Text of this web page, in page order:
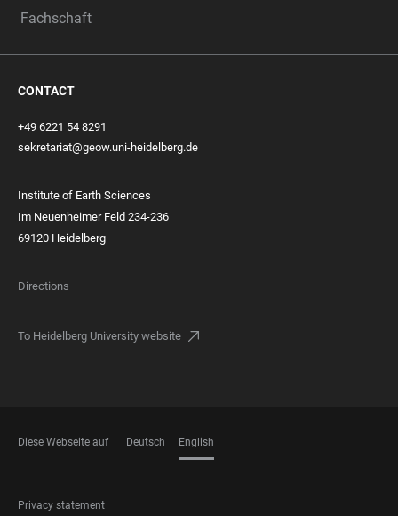
Fachschaft
CONTACT
+49 6221 54 8291
sekretariat@geow.uni-heidelberg.de
Institute of Earth Sciences
Im Neuenheimer Feld 234-236
69120 Heidelberg
Directions
To Heidelberg University website
Diese Webseite auf Deutsch English
FOOTER
Privacy statement